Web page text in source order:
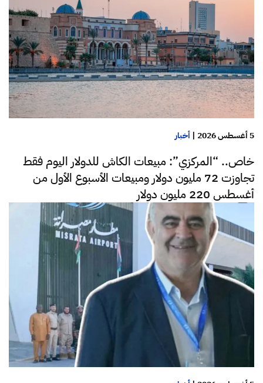
5 أغسطس 2026 | أخبار
خاص.. “المركزي”: مبيعات الكاش للدولار اليوم فقط
تجاوزت 72 مليون دولار ومبيعات الأسبوع الأول من
أغسطس 220 مليون دولار